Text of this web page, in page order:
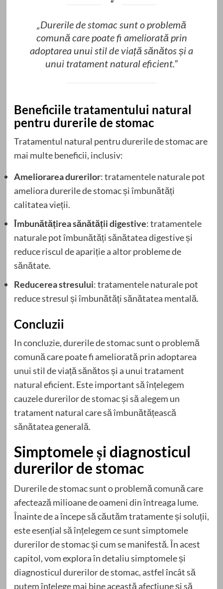
„Durerile de stomac sunt o problemă
comună care poate fi ameliorată prin
adoptarea unui stil de viață sănătos și a
unui tratament natural eficient.”
Beneficiile tratamentului natural
pentru durerile de stomac
Tratamentul natural pentru durerile de stomac are
mai multe beneficii, inclusiv:
Ameliorarea durerilor: tratamentele naturale pot
ameliora durerile de stomac și îmbunătăți
calitatea vieții.
Îmbunătățirea sănătății digestive: tratamentele
naturale pot îmbunătăți sănătatea digestive și
reduce riscul de apariție a altor probleme de
sănătate.
Reducerea stresului: tratamentele naturale pot
reduce stresul și îmbunătăți sănătatea mentală.
Concluzii
In concluzie, durerile de stomac sunt o problemă
comună care poate fi ameliorată prin adoptarea
unui stil de viață sănătos și a unui tratament
natural eficient. Este important să înțelegem
cauzele durerilor de stomac și să alegem un
tratament natural care să îmbunătățească
sănătatea generală.
Simptomele și diagnosticul
durerilor de stomac
Durerile de stomac sunt o problemă comună care
afectează milioane de oameni din întreaga lume.
Înainte de a începe să căutăm tratamente și soluții,
este esențial să înțelegem ce sunt simptomele
durerilor de stomac și cum se manifestă. În acest
capitol, vom explora în detaliu simptomele și
diagnosticul durerilor de stomac, astfel încât să
putem înțelege mai bine această afecțiune și să